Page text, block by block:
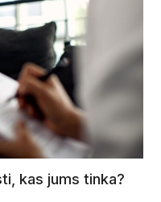
kas jums tinka?